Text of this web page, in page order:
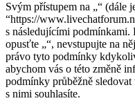
Svým přístupem na „“ (dále
“https://
s následujícími podmínkami.
opusťte „“, nevstupujte na
právo tyto podmínky
abychom vás o této změně
podmínky průběžně
s nimi souhlasíte.